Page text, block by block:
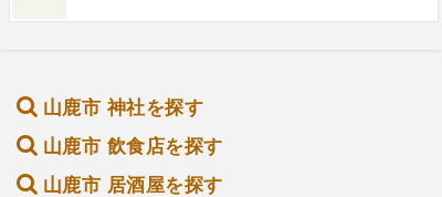
山鹿市 神社を探す
山鹿市 飲食店を探す
山鹿市 居酒屋を探す